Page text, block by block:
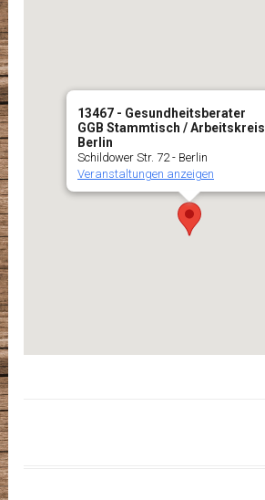
13467 - Gesundheitsberater
GGB Stammtisch / Arbeitskreis
Berlin
Schildower Str. 72 - Berlin
Veranstaltungen anzeigen